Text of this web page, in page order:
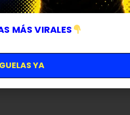
MÁS VIRALES
YA